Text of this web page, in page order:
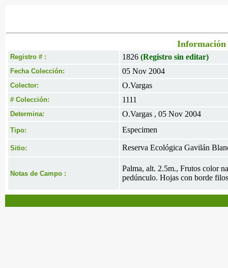
Información
Registro # : 1826 (Registro sin editar)
Fecha Colección: 05 Nov 2004
Colector: O.Vargas
# Colección: 1111
Determina: O.Vargas , 05 Nov 2004
Tipo: Especimen
Sitio: Reserva Ecológica Gavilán
Notas de Campo :
Palma, alt. 2.5m., Frutos color
pedúnculo. Hojas con borde